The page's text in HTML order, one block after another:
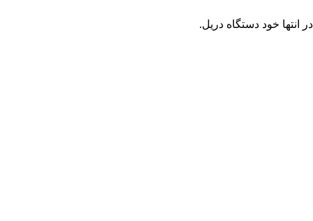
در انتها خود دستگاه دریل.